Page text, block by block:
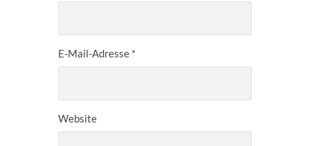
E-Mail-Adresse *
Website